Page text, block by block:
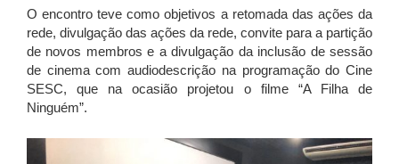
O encontro teve como objetivos a retomada das ações da
rede, divulgação das ações da rede, convite para a partição
de novos membros e a divulgação da inclusão de sessão
de cinema com audiodescrição na programação do Cine
SESC, que na ocasião projetou o filme “A Filha de
Ninguém”.